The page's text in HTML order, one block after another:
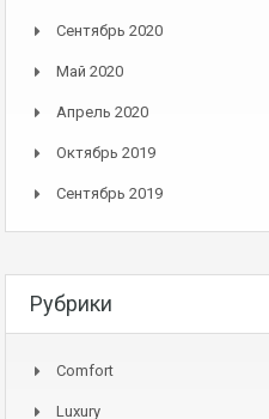
Сентябрь 2020
Май 2020
Апрель 2020
Октябрь 2019
Сентябрь 2019
Рубрики
Comfort
Luxury